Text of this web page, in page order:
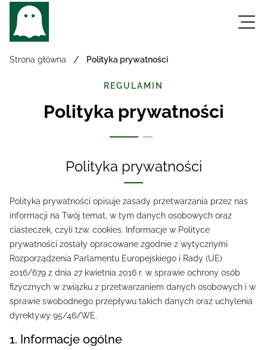
Strona główna / Polityka prywatności
REGULAMIN
Polityka prywatności
Polityka prywatności
Polityka prywatności opisuje zasady przetwarzania przez nas
informacji na Twój temat, w tym danych osobowych oraz
ciasteczek, czyli tzw. cookies. Informacje w Polityce
prywatności zostały opracowane zgodnie z wytycznymi
Rozporządzenia Parlamentu Europejskiego i Rady (UE)
2016/679 z dnia 27 kwietnia 2016 r. w sprawie ochrony osób
fizycznych w związku z przetwarzaniem danych osobowych i w
sprawie swobodnego przepływu takich danych oraz uchylenia
dyrektywy 95/46/WE.
1. Informacje ogólne